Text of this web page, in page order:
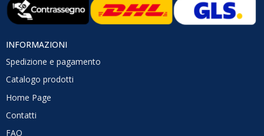
INFORMAZIONI
Spedizione e pagamento
Catalogo prodotti
Home Page
Contatti
FAQ